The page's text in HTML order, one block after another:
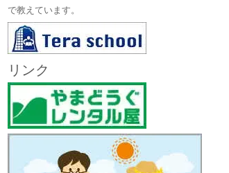
で教えています。
リンク